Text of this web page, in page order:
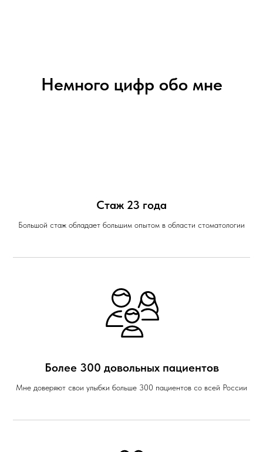
Немного цифр обо мне
Стаж 23 года
Большой стаж обладает большим опытом в области стоматологии
Более 300 довольных пациентов
Мне доверяют свои улыбки больше 300 пациентов со всей России